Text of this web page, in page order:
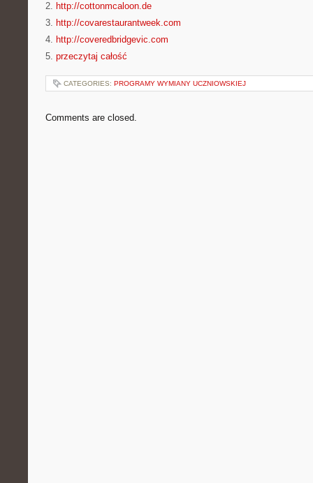
2. http://cottonmcaloon.de
3. http://covarestaurantweek.com
4. http://coveredbridgevic.com
5. przeczytaj całość
CATEGORIES: PROGRAMY WYMIANY UCZNIOWSKIEJ
Comments are closed.